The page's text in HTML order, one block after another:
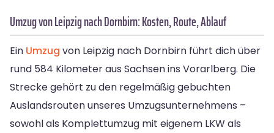
Umzug von Leipzig nach Dornbirn: Kosten, Route, Ablauf
Ein Umzug von Leipzig nach Dornbirn führt dich über
rund 584 Kilometer aus Sachsen ins Vorarlberg. Die
Strecke gehört zu den regelmäßig gebuchten
Auslandsrouten unseres Umzugsunternehmens –
sowohl als Komplettumzug mit eigenem LKW als